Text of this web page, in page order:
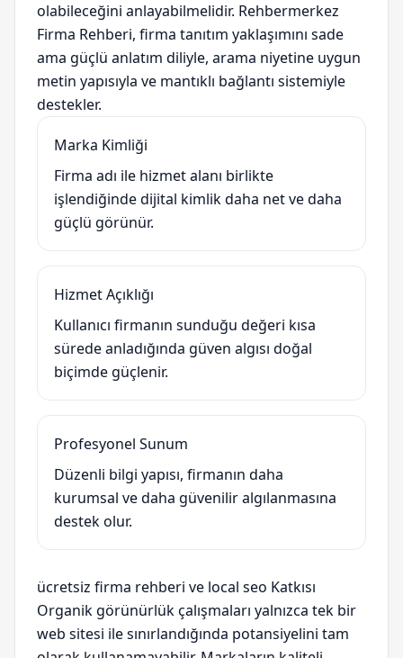
olabileceğini anlayabilmelidir. Rehbermerkez
Firma Rehberi, firma tanıtım yaklaşımını sade
ama güçlü anlatım diliyle, arama niyetine uygun
metin yapısıyla ve mantıklı bağlantı sistemiyle
destekler.
Marka Kimliği
Firma adı ile hizmet alanı birlikte
işlendiğinde dijital kimlik daha net ve daha
güçlü görünür.
Hizmet Açıklığı
Kullanıcı firmanın sunduğu değeri kısa
sürede anladığında güven algısı doğal
biçimde güçlenir.
Profesyonel Sunum
Düzenli bilgi yapısı, firmanın daha
kurumsal ve daha güvenilir algılanmasına
destek olur.
ücretsiz firma rehberi ve local seo Katkısı
Organik görünürlük çalışmaları yalnızca tek bir
web sitesi ile sınırlandığında potansiyelini tam